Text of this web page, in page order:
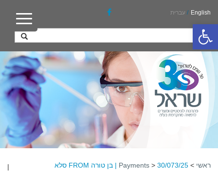
פתח סרגל נגישות
English
/ עברית
ראשי >
Payments > 30/073/25 | בן טורה FROM סלא |